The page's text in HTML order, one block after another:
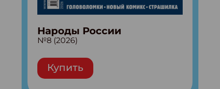
Народы России
№8 (2026)
Купить